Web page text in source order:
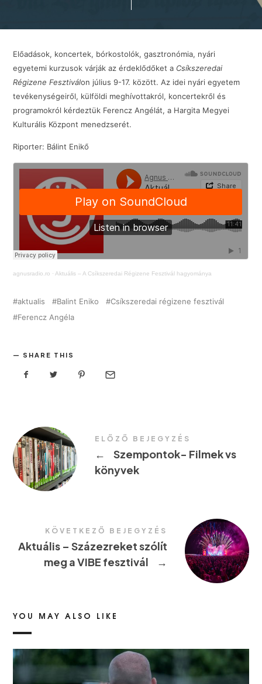
Előadások, koncertek, bórkostolók, gasztronómia, nyári
egyetemi kurzusok várják az érdeklődőket a Csíkszeredai
Régizene Fesztiválon július 9-17. között. Az idei nyári egyetem
tevékenységeiről, külföldi meghívottakról, koncertekről és
programokról kérdeztük Ferencz Angélát, a Hargita Megyei
Kulturális Központ menedzserét.
Riporter: Bálint Enikő
agnusradio.ro · Aktuális – A Csíkszeredai Régizene Fesztivál hagyománya
aktualis Balint Eniko
Csíkszeredai régizene fesztivál
Ferencz Angéla
SHARE THIS
ELŐZŐ BEJEGYZÉS
←
Szempontok- Filmek vs
könyvek
KÖVETKEZŐ BEJEGYZÉS
Aktuális – Százezreket szólít
meg a VIBE fesztivál
→
YOU MAY ALSO LIKE